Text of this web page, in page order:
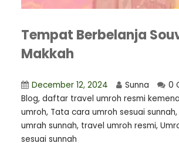
Tempat Berbelanja
Makkah
December 12, 2024 Sunna
0
Blog, daftar travel umroh resmi
umroh, Tata cara umroh sesuai sunnah,
umrah sunnah, travel umroh resmi,
sesuai sunnah